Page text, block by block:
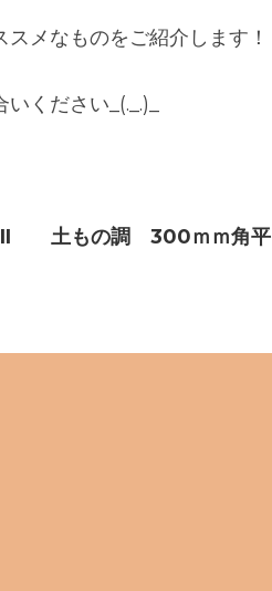
メなものをご紹介します！
ください_(._.)_
　　土もの調　300ｍｍ角平